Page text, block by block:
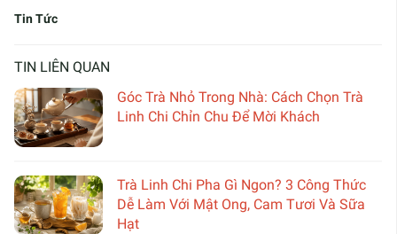
Tin Tức
TIN LIÊN QUAN
Góc Trà Nhỏ Trong Nhà: Cách Chọn Trà
Linh Chi Chỉn Chu Để Mời Khách
Trà Linh Chi Pha Gì Ngon? 3 Công Thức
Dễ Làm Với Mật Ong, Cam Tươi Và Sữa
Hạt